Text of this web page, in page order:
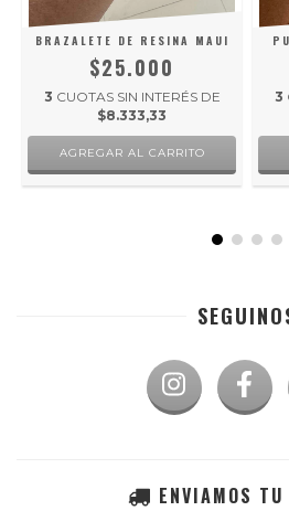
BRAZALETE DE RESINA MAUI
$25.000
3 CUOTAS SIN INTERÉS DE
$8.333,33
3
ENVIAMOS TU